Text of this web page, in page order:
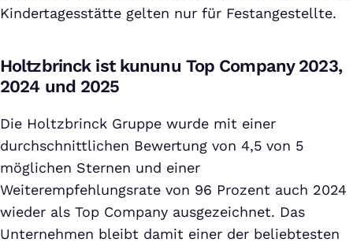
Kindertagesstätte gelten nur für Festangestellte.
Holtzbrinck ist kununu Top Company 2023,
2024 und 2025
Die Holtzbrinck Gruppe wurde mit einer
durchschnittlichen Bewertung von 4,5 von 5
möglichen Sternen und einer
Weiterempfehlungsrate von 96 Prozent auch 2024
wieder als Top Company ausgezeichnet. Das
Unternehmen bleibt damit einer der beliebtesten